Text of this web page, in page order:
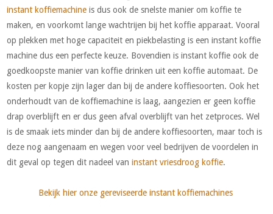
instant koffiemachine is dus ook de snelste manier om koffie te
maken, en voorkomt lange wachtrijen bij het koffie apparaat. Vooral
op plekken met hoge capaciteit en piekbelasting is een instant koffie
machine dus een perfecte keuze. Bovendien is instant koffie ook de
goedkoopste manier van koffie drinken uit een koffie automaat. De
kosten per kopje zijn lager dan bij de andere koffiesoorten. Ook het
onderhoudt van de koffiemachine is laag, aangezien er geen koffie
drap overblijft en er dus geen afval overblijft van het zetproces. Wel
is de smaak iets minder dan bij de andere koffiesoorten, maar toch is
deze nog aangenaam en wegen voor veel bedrijven de voordelen in
dit geval op tegen dit nadeel vaninstant vriesdroog koffie.
Bekijk hier onze gereviseerde instant koffiemachines